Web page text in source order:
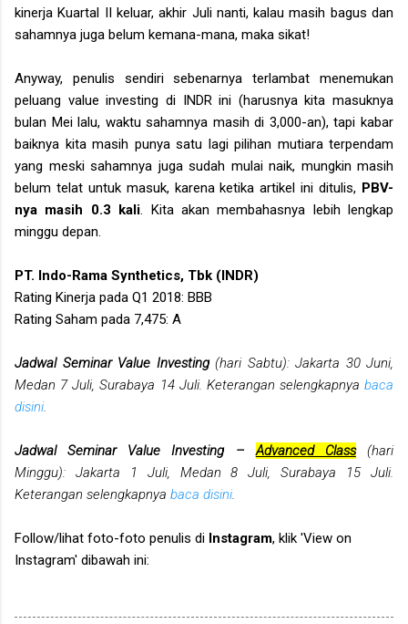
kinerja Kuartal II keluar, akhir Juli nanti, kalau masih bagus dan
sahamnya juga belum kemana-mana, maka sikat!
Anyway, penulis sendiri sebenarnya terlambat menemukan
peluang value investing di INDR ini (harusnya kita masuknya
bulan Mei lalu, waktu sahamnya masih di 3,000-an), tapi kabar
baiknya kita masih punya satu lagi pilihan mutiara terpendam
yang meski sahamnya juga sudah mulai naik, mungkin masih
belum telat untuk masuk, karena ketika artikel ini ditulis, PBV-
nya masih 0.3 kali . Kita akan membahasnya lebih lengkap
minggu depan.
PT. Indo-Rama Synthetics, Tbk (INDR)
Rating Kinerja pada Q1 2018: BBB
Rating Saham pada 7,475: A
Jadwal Seminar Value Investing(hari Sabtu): Jakarta 30 Juni,
Medan 7 Juli, Surabaya 14 Juli. Keterangan selengkapnya baca
disini
Jadwal Seminar Value Investing – Advanced Class(hari
Minggu): Jakarta 1 Juli, Medan 8 Juli, Surabaya 15 Juli.
Keterangan selengkapnya baca disini
Follow/lihat foto-foto penulis di Instagram, klik 'View on
Instagram' dibawah ini: